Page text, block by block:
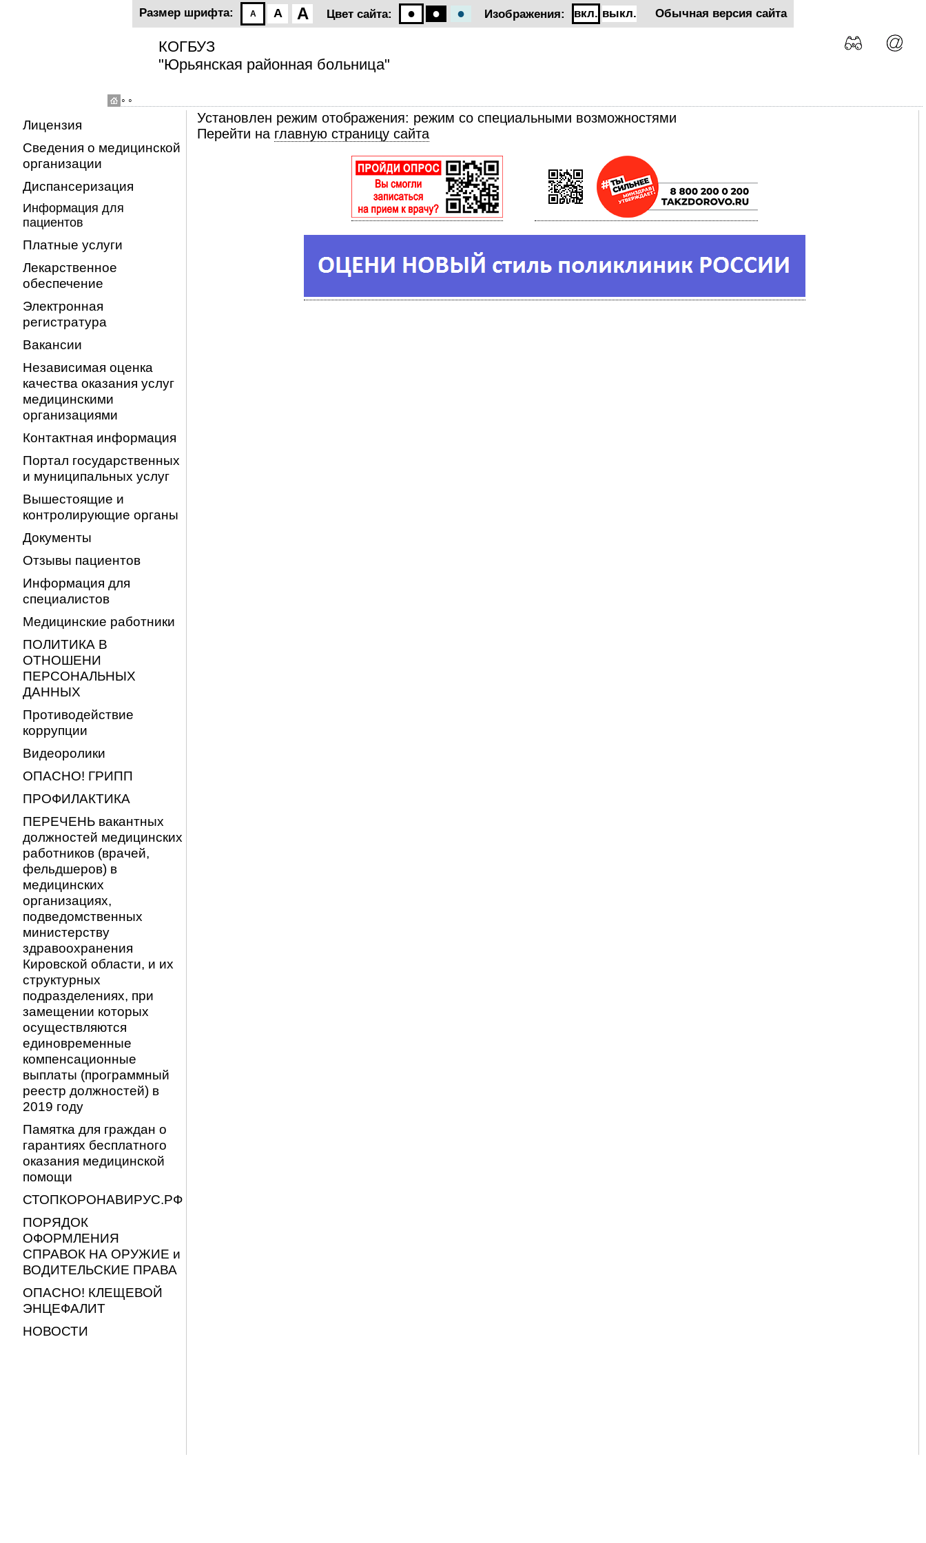
Размер шрифта: A A A Цвет сайта: ● ● ● Изображения: вкл. выкл. Обычная версия сайта
◦ ◦
КОГБУЗ
"Юрьянская районная больница"
Лицензия
Сведения о медицинской
организации
Диспансеризация
Информация для
пациентов
Платные услуги
Лекарственное
обеспечение
Электронная
регистратура
Вакансии
Независимая оценка
качества оказания услуг
медицинскими
организациями
Контактная информация
Портал государственных
и муниципальных услуг
Вышестоящие и
контролирующие органы
Документы
Отзывы пациентов
Информация для
специалистов
Медицинские работники
ПОЛИТИКА В
ОТНОШЕНИ
ПЕРСОНАЛЬНЫХ
ДАННЫХ
Противодействие
коррупции
Видеоролики
ОПАСНО! ГРИПП
ПРОФИЛАКТИКА
ПЕРЕЧЕНЬ вакантных
должностей медицинских
работников (врачей,
фельдшеров) в
медицинских
организациях,
подведомственных
министерству
здравоохранения
Кировской области, и их
структурных
подразделениях, при
замещении которых
осуществляются
единовременные
компенсационные
выплаты (программный
реестр должностей) в
2019 году
Памятка для граждан о
гарантиях бесплатного
оказания медицинской
помощи
СТОПКОРОНАВИРУС.РФ
ПОРЯДОК
ОФОРМЛЕНИЯ
СПРАВОК НА ОРУЖИЕ и
ВОДИТЕЛЬСКИЕ ПРАВА
ОПАСНО! КЛЕЩЕВОЙ
ЭНЦЕФАЛИТ
НОВОСТИ
Установлен режим отображения: режим со специальными возможностями
Перейти на главную страницу сайта